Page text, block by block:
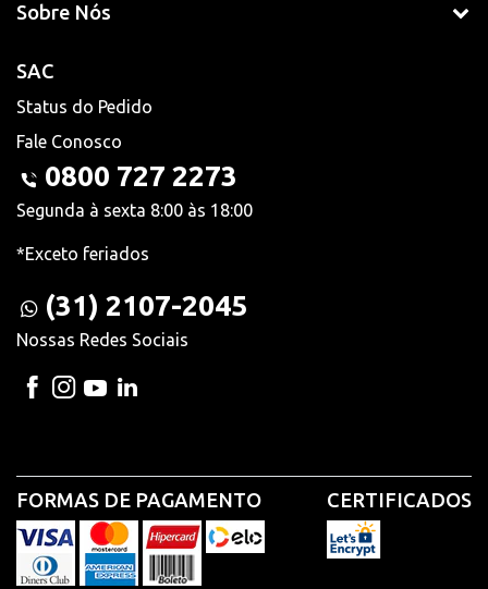
Sobre Nós
SAC
Status do Pedido
Fale Conosco
0800 727 2273
Segunda à sexta 8:00 às 18:00
*Exceto feriados
(31) 2107-2045
Nossas Redes Sociais
FORMAS DE PAGAMENTO CERTIFICADOS